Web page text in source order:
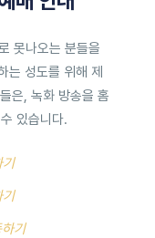
못나오는 분들을
는 성도를 위해 제
은, 녹화 방송을 홈
있습니다.
기
기
기